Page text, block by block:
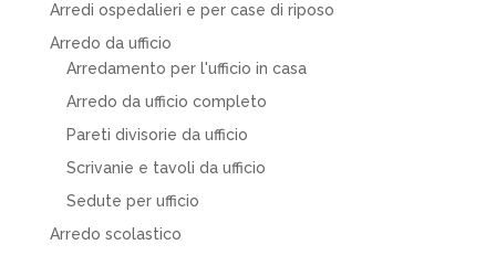
Arredi ospedalieri e per case di riposo
Arredo da ufficio
Arredamento per l'ufficio in casa
Arredo da ufficio completo
Pareti divisorie da ufficio
Scrivanie e tavoli da ufficio
Sedute per ufficio
Arredo scolastico